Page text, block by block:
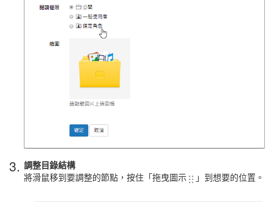
3. 調整目錄結構
將滑鼠移到要調整的節點，按住「拖曳圖示
」到想要的位置。